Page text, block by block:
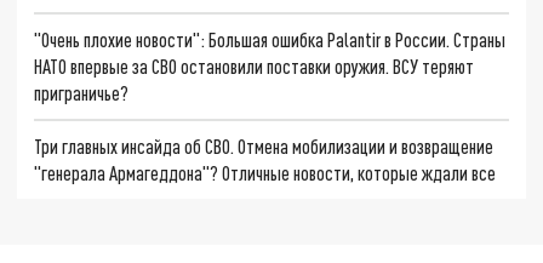
"Очень плохие новости": Большая ошибка Palantir в России. Страны
НАТО впервые за СВО остановили поставки оружия. ВСУ теряют
приграничье?
Три главных инсайда об СВО. Отмена мобилизации и возвращение
"генерала Армагеддона"? Отличные новости, которые ждали все